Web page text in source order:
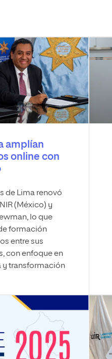
amplían
online con
de Lima renovó
(México) y
lo que
formación
entre sus
con enfoque en
y transformación